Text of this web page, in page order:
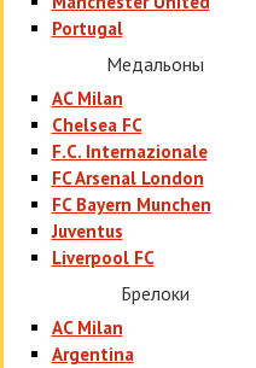
Portugal
Медальоны
AC Milan
Chelsea FC
F.C. Internazionale
FC Arsenal London
FC Bayern Munchen
Juventus
Liverpool FC
Брелоки
AC Milan
Argentina